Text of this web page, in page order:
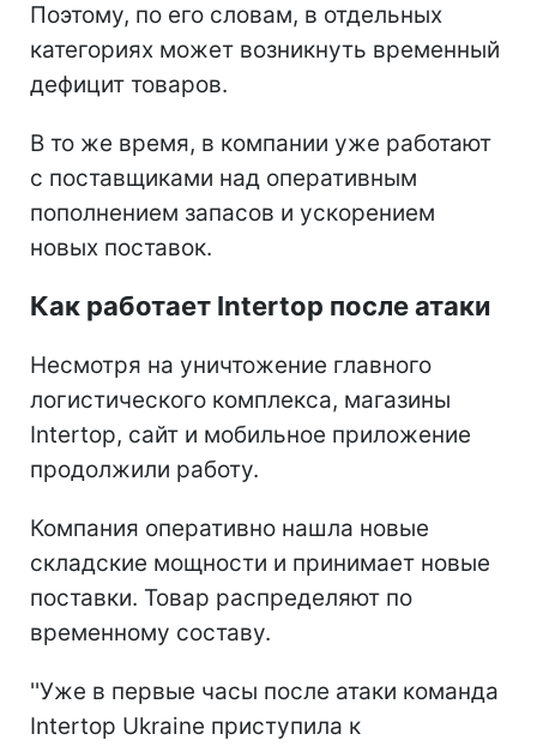
Поэтому, по его словам, в отдельных
категориях может возникнуть временный
дефицит товаров.
В то же время, в компании уже работают
с поставщиками над оперативным
пополнением запасов и ускорением
новых поставок.
Как работает Intertop после атаки
Несмотря на уничтожение главного
логистического комплекса, магазины
Intertop, сайт и мобильное приложение
продолжили работу.
Компания оперативно нашла новые
складские мощности и принимает новые
поставки. Товар распределяют по
временному составу.
''Уже в первые часы после атаки команда
Intertop Ukraine приступила к